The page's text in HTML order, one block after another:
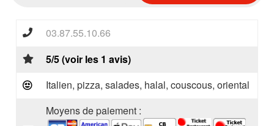
03.87.55.10.66
5/5 (voir les 1 avis)
Italien, pizza, salades, halal, couscous, oriental
Moyens de paiement :